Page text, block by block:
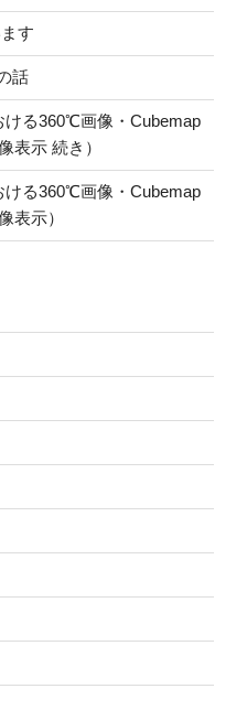
す
話
る360℃画像・Cubemap
表示 続き）
る360℃画像・Cubemap
表示）